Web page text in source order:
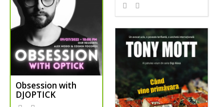
Obsession with
DJOPTICK